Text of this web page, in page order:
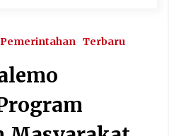
Pemerintahan Terbaru